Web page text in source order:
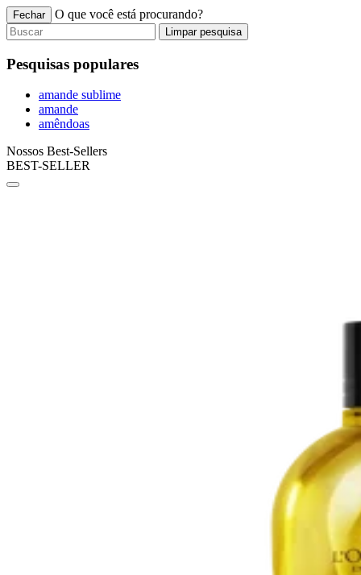
Fechar O que você está procurando?
Limpar pesquisa
Pesquisas populares
amande sublime
amande
amêndoas
Nossos Best-Sellers
BEST-SELLER